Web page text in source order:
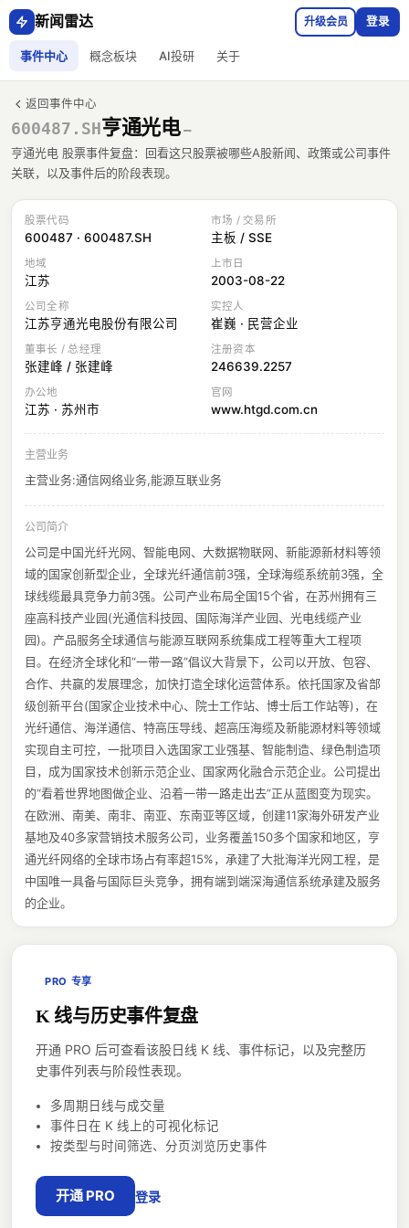
新闻雷达
事件中心 概念板块 AI投研 关于
升级会员 登录
返回事件中心
600487.SH亨通光电 —
亨通光电 股票事件复盘：回看这只股票被哪些A股新闻、政策或公司事件
关联，以及事件后的阶段表现。
股票代码
600487 · 600487.SH
市场 / 交易所
主板 / SSE
地域
江苏
上市日
2003-08-22
公司全称
江苏亨通光电股份有限公司
实控人
崔巍 · 民营企业
董事长 / 总经理
张建峰 / 张建峰
注册资本
246639.2257
办公地
江苏 · 苏州市
官网
www.htgd.com.cn
主营业务
主营业务:通信网络业务,能源互联业务
公司简介
公司是中国光纤光网、智能电网、大数据物联网、新能源新材料等领
域的国家创新型企业，全球光纤通信前3强，全球海缆系统前3强，全
球线缆最具竞争力前3强。公司产业布局全国15个省，在苏州拥有三
座高科技产业园(光通信科技园、国际海洋产业园、光电线缆产业
园)。产品服务全球通信与能源互联网系统集成工程等重大工程项
目。在经济全球化和“一带一路”倡议大背景下，公司以开放、包容、
合作、共赢的发展理念，加快打造全球化运营体系。依托国家及省部
级创新平台(国家企业技术中心、院士工作站、博士后工作站等)，在
光纤通信、海洋通信、特高压导线、超高压海缆及新能源材料等领域
实现自主可控，一批项目入选国家工业强基、智能制造、绿色制造项
目，成为国家技术创新示范企业、国家两化融合示范企业。公司提出
的“看着世界地图做企业、沿着一带一路走出去”正从蓝图变为现实。
在欧洲、南美、南非、南亚、东南亚等区域，创建11家海外研发产业
基地及40多家营销技术服务公司，业务覆盖150多个国家和地区，亨
通光纤网络的全球市场占有率超15%，承建了大批海洋光网工程，是
中国唯一具备与国际巨头竞争，拥有端到端深海通信系统承建及服务
的企业。
PRO 专享
K 线与历史事件复盘
开通 PRO 后可查看该股日线 K 线、事件标记，以及完整历
史事件列表与阶段性表现。
多周期日线与成交量
事件日在 K 线上的可视化标记
按类型与时间筛选、分页浏览历史事件
开通 PRO 登录